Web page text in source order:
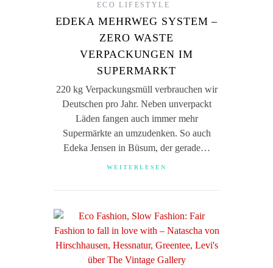
ECO LIFESTYLE
EDEKA MEHRWEG SYSTEM –
ZERO WASTE
VERPACKUNGEN IM
SUPERMARKT
220 kg Verpackungsmüll verbrauchen wir
Deutschen pro Jahr. Neben unverpackt
Läden fangen auch immer mehr
Supermärkte an umzudenken. So auch
Edeka Jensen in Büsum, der gerade…
WEITERLESEN